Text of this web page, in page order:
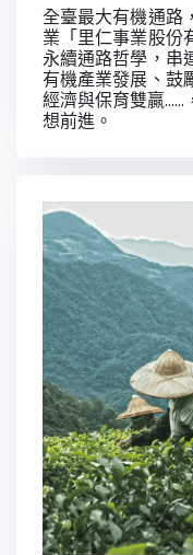
全臺最大有機通路
業「里仁事業股份
永續通路哲學，串
有機產業發展、鼓
經濟與保育雙贏
想前進。